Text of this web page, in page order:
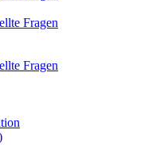
Fragen
Fragen